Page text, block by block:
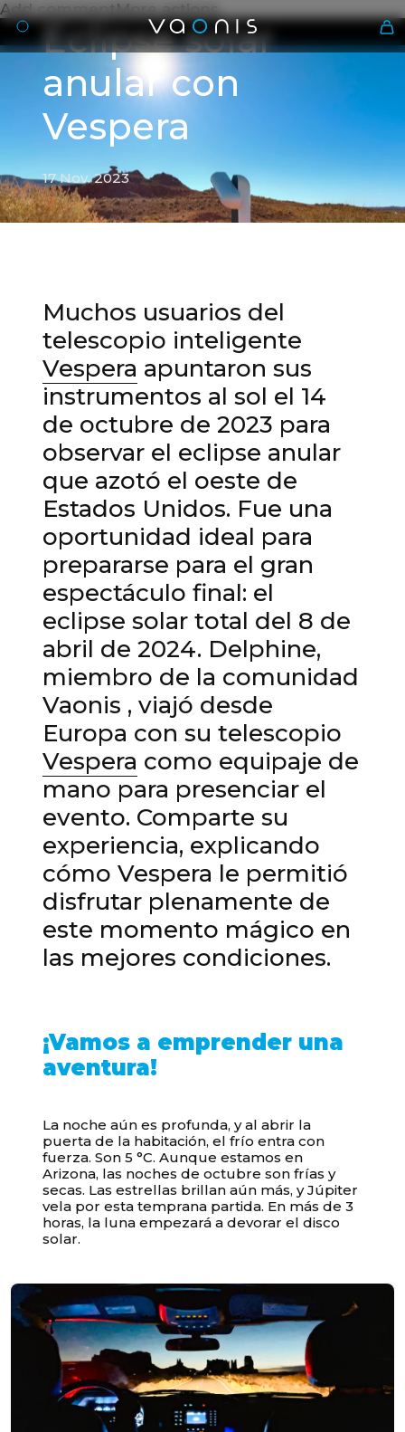
Add commentMore actions
Eclipse solar
anular con
Vespera
17 Nov. 2023
Muchos usuarios del
telescopio inteligente
Vespera apuntaron sus
instrumentos al sol el 14
de octubre de 2023 para
observar el eclipse anular
que azotó el oeste de
Estados Unidos. Fue una
oportunidad ideal para
prepararse para el gran
espectáculo final: el
eclipse solar total del 8 de
abril de 2024. Delphine,
miembro de la comunidad
Vaonis , viajó desde
Europa con su telescopio
Vespera como equipaje de
mano para presenciar el
evento. Comparte su
experiencia, explicando
cómo Vespera le permitió
disfrutar plenamente de
este momento mágico en
las mejores condiciones.
¡Vamos a emprender una
aventura!
La noche aún es profunda, y al abrir la
puerta de la habitación, el frío entra con
fuerza. Son 5 °C. Aunque estamos en
Arizona, las noches de octubre son frías y
secas. Las estrellas brillan aún más, y Júpiter
vela por esta temprana partida. En más de 3
horas, la luna empezará a devorar el disco
solar.
17 Nov. 2023
Eclipse solar anular con
Vespera
Su carrito está vacío